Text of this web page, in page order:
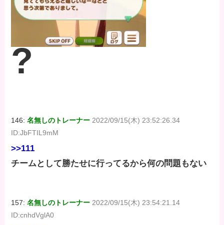
?
146:名無しのトレーナー 2022/09/15(木) 23:52:26.34
ID:JbFTIL9mM
>>111
チームとして勝たせに行ってるから何の問題もない
157:名無しのトレーナー 2022/09/15(木) 23:54:21.14
ID:cnhdVglA0